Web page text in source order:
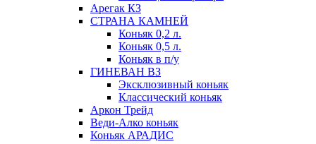
Арегак КЗ
СТРАНА КАМНЕЙ
Коньяк 0,2 л.
Коньяк 0,5 л.
Коньяк в п/у
ГИНЕВАН ВЗ
Эксклюзивный коньяк
Классический коньяк
Аркон Трейд
Веди-Алко коньяк
Коньяк АРАДИС